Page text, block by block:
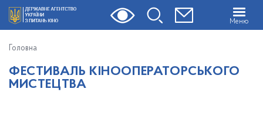
Меню
Головна
ФЕСТИВАЛЬ КІНООПЕРАТОРСЬКОГО
МИСТЕЦТВА